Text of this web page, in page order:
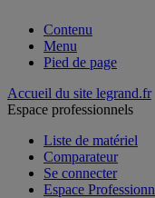
Contenu
Menu
Pied de page
Accueil du site legrand.fr
Espace professionnels
Liste de matériel
Comparateur
Se connecter
Espace